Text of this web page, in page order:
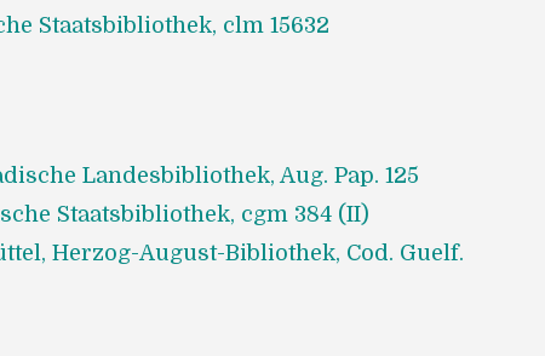
Staatsbibliothek, clm 15632
Landesbibliothek, Aug. Pap. 125
Staatsbibliothek, cgm 384 (II)
Herzog-August-Bibliothek, Cod. Guelf.